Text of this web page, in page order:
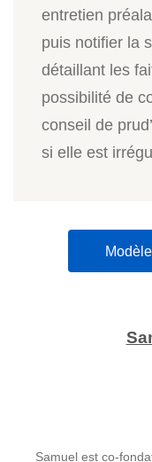
entretien
puis notifier la
détaillant les
possibilité de
conseil de
si elle est
Samuel est co-